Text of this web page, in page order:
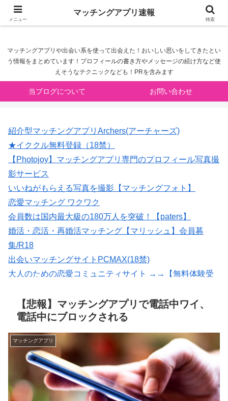
マッチングアプリ速報
マッチングアプリや出会い系を使って出会えた！おいしい思いをしてきたとい
う情報をまとめています！プロフィールの書き方やメッセージの続け方など使
えそうなテクニックなども！PRを含みます
当ブログについて お問い合わせ
紹介型マッチングアプリArchers(アーチャーズ)
★イククル無料登録（18禁）
【Photojoy】マッチングアプリ専門のプロフィール写真撮
影サービス
いいねがもらえる写真を撮影【マッチングフォト】
恋愛マッチング ワクワク
会員数は国内最大級の180万人を突破！【paters】
婚活・恋活・再婚活マッチング【マリッシュ】会員募
集/R18
出会いマッチングサイトPCMAX(18禁)
大人のための恋愛コミュニティサイト →→【無料体験受
マッチングアプリの写真なら【オトフィー】
【悲報】マッチングアプリで電話中ワイ、
電話中にブロックされる
マッチングアプリ
メニュー
マッチングアプリ速報
検索